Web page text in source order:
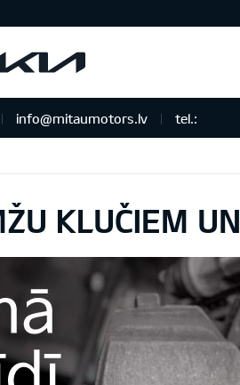
info@mitaumotors.lv tel.:
KLUČIEM